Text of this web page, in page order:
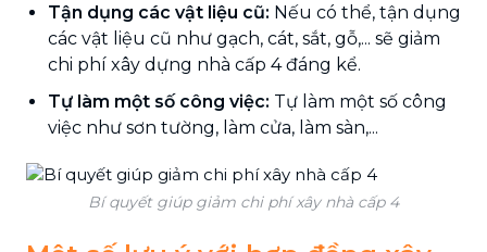
Tận dụng các vật liệu cũ: Nếu có thể, tận dụng
các vật liệu cũ như gạch, cát, sắt, gỗ,... sẽ giảm
chi phí xây dựng nhà cấp 4 đáng kể.
Tự làm một số công việc: Tự làm một số công
việc như sơn tường, làm cửa, làm sàn,...
Bí quyết giúp giảm chi phí xây nhà cấp 4